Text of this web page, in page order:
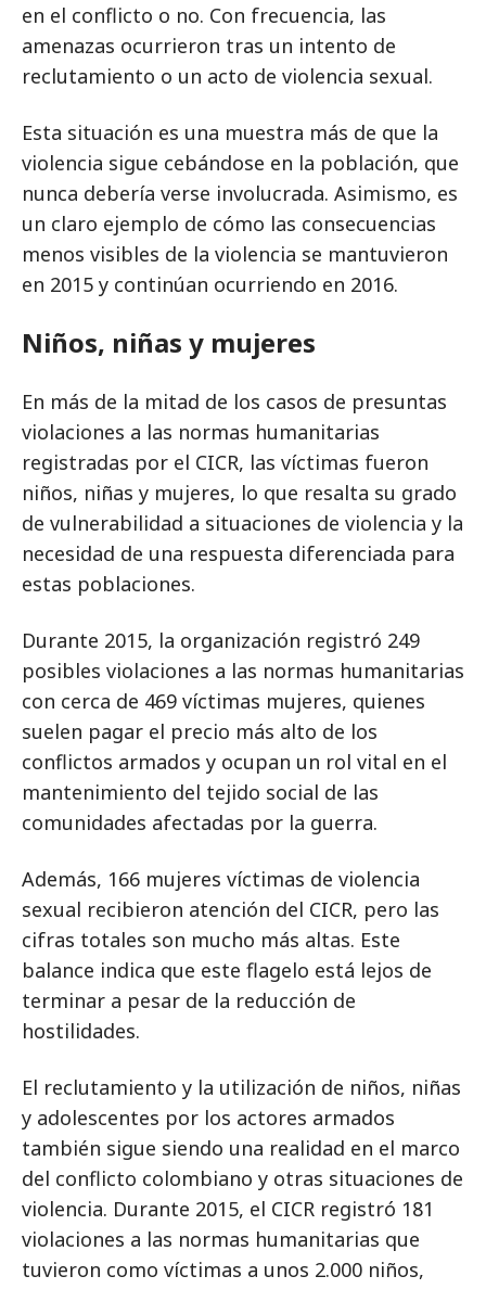
en el conflicto o no. Con frecuencia, las
amenazas ocurrieron tras un intento de
reclutamiento o un acto de violencia sexual.
Esta situación es una muestra más de que la
violencia sigue cebándose en la población, que
nunca debería verse involucrada. Asimismo, es
un claro ejemplo de cómo las consecuencias
menos visibles de la violencia se mantuvieron
en 2015 y continúan ocurriendo en 2016.
Niños, niñas y mujeres
En más de la mitad de los casos de presuntas
violaciones a las normas humanitarias
registradas por el CICR, las víctimas fueron
niños, niñas y mujeres, lo que resalta su grado
de vulnerabilidad a situaciones de violencia y la
necesidad de una respuesta diferenciada para
estas poblaciones.
Durante 2015, la organización registró 249
posibles violaciones a las normas humanitarias
con cerca de 469 víctimas mujeres, quienes
suelen pagar el precio más alto de los
conflictos armados y ocupan un rol vital en el
mantenimiento del tejido social de las
comunidades afectadas por la guerra.
Además, 166 mujeres víctimas de violencia
sexual recibieron atención del CICR, pero las
cifras totales son mucho más altas. Este
balance indica que este flagelo está lejos de
terminar a pesar de la reducción de
hostilidades.
El reclutamiento y la utilización de niños, niñas
y adolescentes por los actores armados
también sigue siendo una realidad en el marco
del conflicto colombiano y otras situaciones de
violencia. Durante 2015, el CICR registró 181
violaciones a las normas humanitarias que
tuvieron como víctimas a unos 2.000 niños,